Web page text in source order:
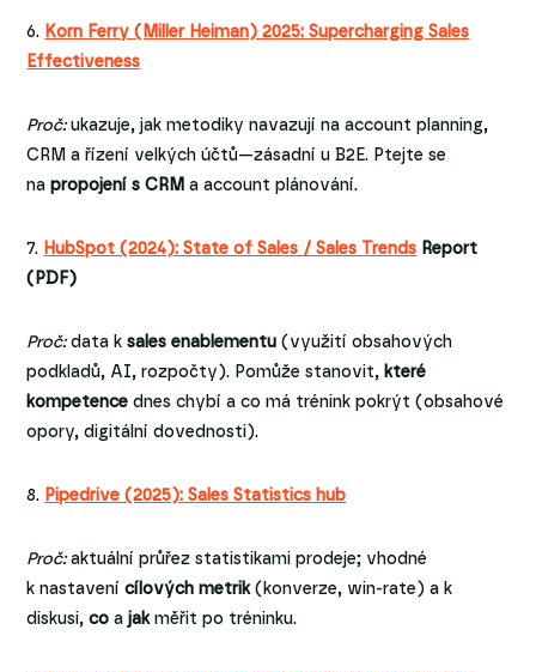
6. Korn Ferry (Miller Heiman) 2025: Supercharging Sales
Effectiveness
Proč:ukazuje, jak metodiky navazují na account planning,
CRM a řízení velkých účtů—zásadní u B2E. Ptejte se
napropojení s CRM a account plánování.
7. HubSpot (2024): State of Sales / Sales Trends Report
(PDF)
Proč:data ksales enablementu (využití obsahových
podkladů, AI, rozpočty). Pomůže stanovit, které
kompetence dnes chybí a co má trénink pokrýt (obsahové
opory, digitální dovednosti).
8. Pipedrive (2025): Sales Statistics hub
Proč:aktuální průřez statistikami prodeje; vhodné
k nastavenícílových metrik(konverze, win-rate) a k
diskusi,co ajakměřit po tréninku.